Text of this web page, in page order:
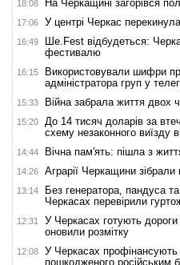
18:08 На Черкащині загорівся
17:06 У центрі Черкас
16:49
Ше.Fest відбудеться:
фестивалю
16:15
Використовували шифри
адміністратора груп у
15:33 Війна забрала життя двох
15:20
До 14 тисяч доларів за
схему незаконного виїзду
14:44 Вічна пам'ять: пішла з
14:26 Аграрії Черкащини
13:14
Без генератора, пандуса
Черкасах перевірили
12:31
У Черкасах готують дороги
оновили розмітку
12:08
У Черкасах
пошкодженого російським